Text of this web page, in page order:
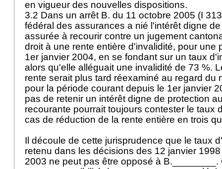
en vigueur des nouvelles dispositions.
3.2 Dans un arrêt B. du 11 octobre 2005 (I
fédéral des assurances a nié l'intérêt digne
assurée à recourir contre un jugement
droit à une rente entière d'invalidité, pour une
1er janvier 2004, en se fondant sur un taux
alors qu'elle alléguait une invalidité de 73 %.
rente serait plus tard réexaminé au regard du
pour la période courant depuis le 1er janvier
pas de retenir un intérêt digne de protection
recourante pourrait toujours contester le taux
cas de réduction de la rente entière en trois
Il découle de cette jurisprudence que le taux
retenu dans les décisions des 12 janvier
2003 ne peut pas être opposé à B.________.